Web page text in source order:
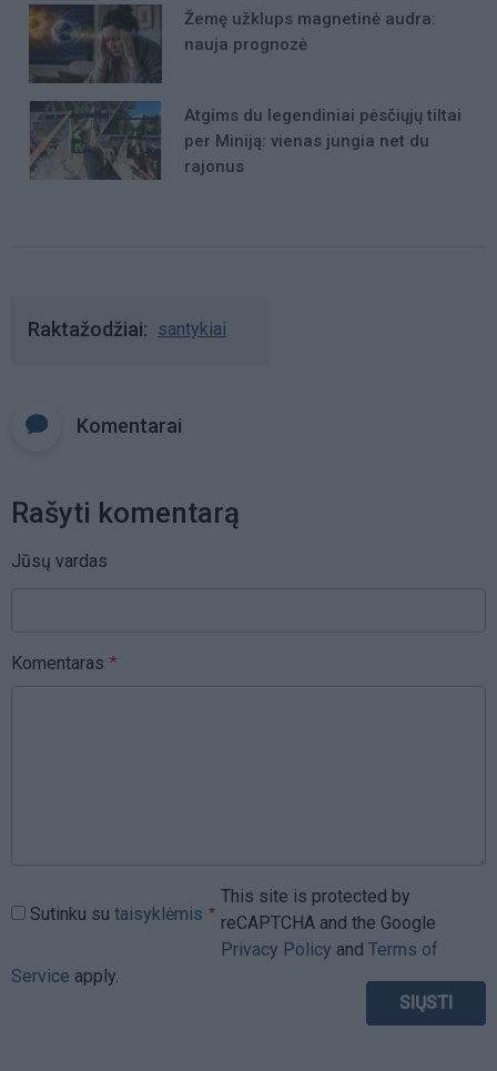
Žemę užklups magnetinė audra:
nauja prognozė
Atgims du legendiniai pėsčiųjų tiltai
per Miniją: vienas jungia net du
rajonus
Raktažodžiai santykiai
Komentarai
Rašyti komentarą
Jūsų vardas
Komentaras
Sutinku su taisyklėmis
This site is protected by
reCAPTCHA and the Google
Privacy Policy and Terms of
Service apply.